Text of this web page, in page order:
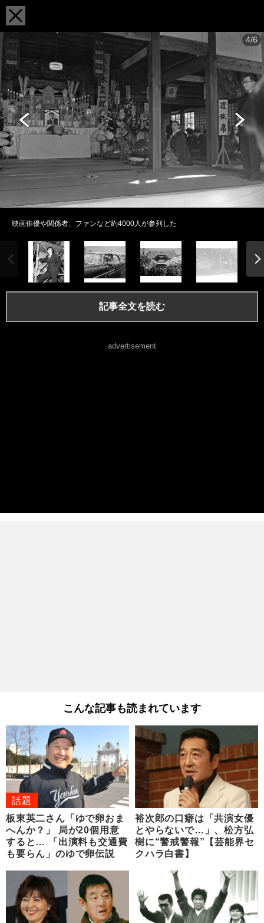
4/6
映画俳優や関係者、ファンなど約4000人が参列した
記事全文を読む
advertisement
こんな記事も読まれています
話題
板東英二さん「ゆで卵おま
へんか？」 局が20個用意
すると… 「出演料も交通費
も要らん」のゆで卵伝説
裕次郎の口癖は「共演女優
とやらないで…」、松方弘
樹に“警戒警報”【芸能界セ
クハラ白書】